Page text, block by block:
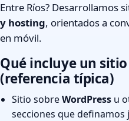
Entre Ríos? Desarrollamos
y hosting, orientados a
en móvil.
Qué incluye un
(referencia típica)
Sitio sobreWordPress u
secciones que definamos